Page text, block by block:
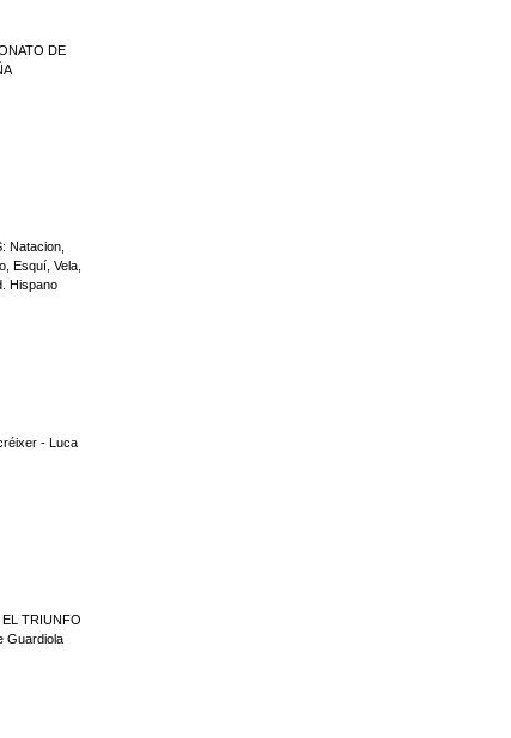
DE
Natacion,
Esquí, Vela,
Hispano
- Luca
EL TRIUNFO
Guardiola